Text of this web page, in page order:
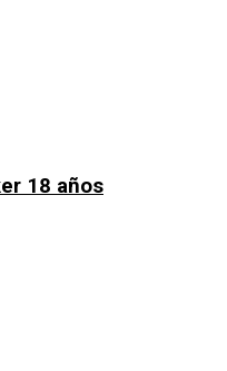
18 años